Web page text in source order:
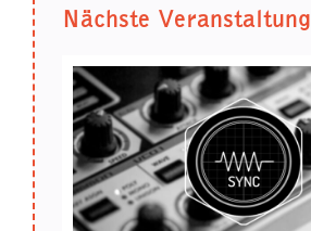
Nächste Veranstaltung